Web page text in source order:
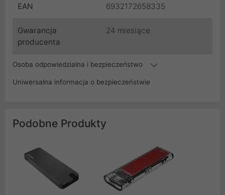
EAN 6932172658335
Gwarancja
producenta
24 miesiące
Osoba odpowiedzialna i bezpieczeństwo
Uniwersalna informacja o bezpieczeństwie
Podobne Produkty